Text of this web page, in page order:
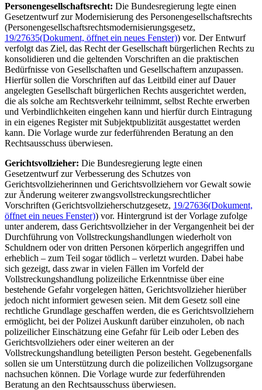
Personengesellschaftsrecht: Die Bundesregierung legte einen
Gesetzentwurf zur Modernisierung des Personengesellschaftsrechts
(Personengesellschaftsrechtsmodernisierungsgesetz,
19/27635(Dokument, öffnet ein neues Fenster)) vor. Der Entwurf
verfolgt das Ziel, das Recht der Gesellschaft bürgerlichen Rechts zu
konsolidieren und die geltenden Vorschriften an die praktischen
Bedürfnisse von Gesellschaften und Gesellschaftern anzupassen.
Hierfür sollen die Vorschriften auf das Leitbild einer auf Dauer
angelegten Gesellschaft bürgerlichen Rechts ausgerichtet werden,
die als solche am Rechtsverkehr teilnimmt, selbst Rechte erwerben
und Verbindlichkeiten eingehen kann und hierfür durch Eintragung
in ein eigenes Register mit Subjektpublizität ausgestattet werden
kann. Die Vorlage wurde zur federführenden Beratung an den
Rechtsausschuss überwiesen.
Gerichtsvollzieher: Die Bundesregierung legte einen
Gesetzentwurf zur Verbesserung des Schutzes von
Gerichtsvollzieherinnen und Gerichtsvollziehern vor Gewalt sowie
zur Änderung weiterer zwangsvollstreckungsrechtlicher
Vorschriften (Gerichtsvollzieherschutzgesetz, 19/27636(Dokument,
öffnet ein neues Fenster)) vor. Hintergrund ist der Vorlage zufolge
unter anderem, dass Gerichtsvollzieher in der Vergangenheit bei der
Durchführung von Vollstreckungshandlungen wiederholt von
Schuldnern oder von dritten Personen körperlich angegriffen und
erheblich – zum Teil sogar tödlich – verletzt wurden. Dabei habe
sich gezeigt, dass zwar in vielen Fällen im Vorfeld der
Vollstreckungshandlung polizeiliche Erkenntnisse über eine
bestehende Gefahr vorgelegen hätten, Gerichtsvollzieher hierüber
jedoch nicht informiert gewesen seien. Mit dem Gesetz soll eine
rechtliche Grundlage geschaffen werden, die es Gerichtsvollziehern
ermöglicht, bei der Polizei Auskunft darüber einzuholen, ob nach
polizeilicher Einschätzung eine Gefahr für Leib oder Leben des
Gerichtsvollziehers oder einer weiteren an der
Vollstreckungshandlung beteiligten Person besteht. Gegebenenfalls
sollen sie um Unterstützung durch die polizeilichen Vollzugsorgane
nachsuchen können. Die Vorlage wurde zur federführenden
Beratung an den Rechtsausschuss überwiesen.